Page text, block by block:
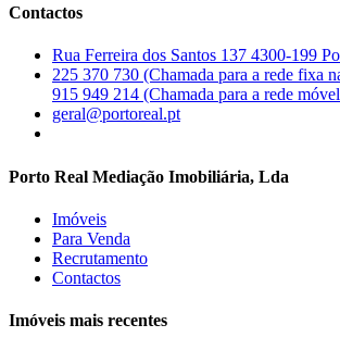
Contactos
Rua Ferreira dos Santos 137 4300-199
225 370 730 (Chamada para a rede fixa
915 949 214 (Chamada para a rede
geral@portoreal.pt
Porto Real Mediação Imobiliária, Lda
Imóveis
Para Venda
Recrutamento
Contactos
Imóveis mais recentes